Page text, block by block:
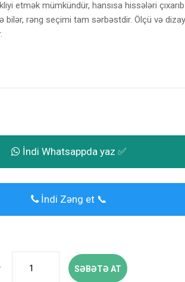
etmək mümkündür, hansısa hissələri
bilər, rəng seçimi tam sərbəstdir. Ölçü və
İndi Whatsappda yaz ✅
İndi Zəng et 📞
SƏBƏTƏ AT